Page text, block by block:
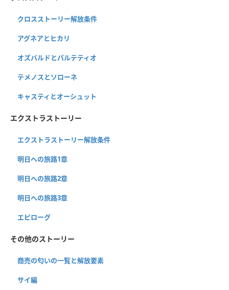
クロスストーリー解放条件
アグネアとヒカリ
オズバルドとパルテティオ
テメノスとソローネ
キャスティとオーシュット
エクストラストーリー
エクストラストーリー解放条件
明日への旅路1章
明日への旅路2章
明日への旅路3章
エピローグ
その他のストーリー
商売の匂いの一覧と解放要素
サイ編